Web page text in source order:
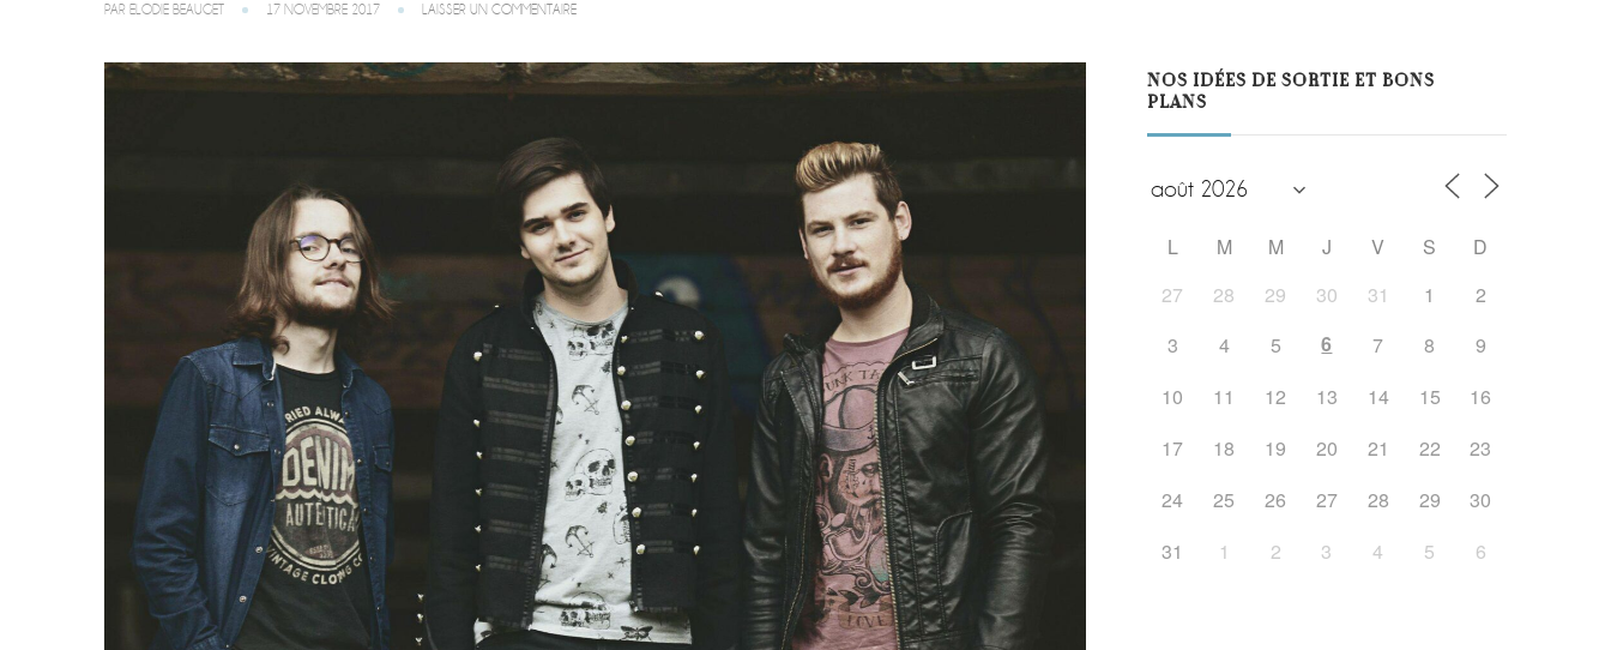
PAR ELODIE BEAUGET 17 NOVEMBRE 2017 LAISSER UN COMMENTAIRESUR
:
PARTOUT
DANS
LA
RÉGION »
NOS IDÉES DE SORTIE ET BONS
PLANS
L M M J V S
D
27
28 29 30 31 1
2
3
4 5 6 7 8
9
10
11 12 13 14 15
16
17
18 19 20 21 22
23
24
25 26 27 28 29
30
31
1 2 3 4 5 6